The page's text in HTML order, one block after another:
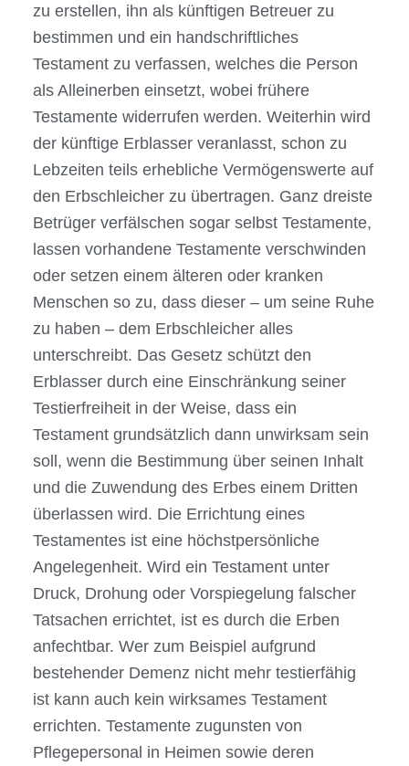
zu erstellen, ihn als künftigen Betreuer zu
bestimmen und ein handschriftliches
Testament zu verfassen, welches die Person
als Alleinerben einsetzt, wobei frühere
Testamente widerrufen werden. Weiterhin wird
der künftige Erblasser veranlasst, schon zu
Lebzeiten teils erhebliche Vermögenswerte auf
den Erbschleicher zu übertragen. Ganz dreiste
Betrüger verfälschen sogar selbst Testamente,
lassen vorhandene Testamente verschwinden
oder setzen einem älteren oder kranken
Menschen so zu, dass dieser – um seine Ruhe
zu haben – dem Erbschleicher alles
unterschreibt. Das Gesetz schützt den
Erblasser durch eine Einschränkung seiner
Testierfreiheit in der Weise, dass ein
Testament grundsätzlich dann unwirksam sein
soll, wenn die Bestimmung über seinen Inhalt
und die Zuwendung des Erbes einem Dritten
überlassen wird. Die Errichtung eines
Testamentes ist eine höchstpersönliche
Angelegenheit. Wird ein Testament unter
Druck, Drohung oder Vorspiegelung falscher
Tatsachen errichtet, ist es durch die Erben
anfechtbar. Wer zum Beispiel aufgrund
bestehender Demenz nicht mehr testierfähig
ist kann auch kein wirksames Testament
errichten. Testamente zugunsten von
Pflegepersonal in Heimen sowie deren